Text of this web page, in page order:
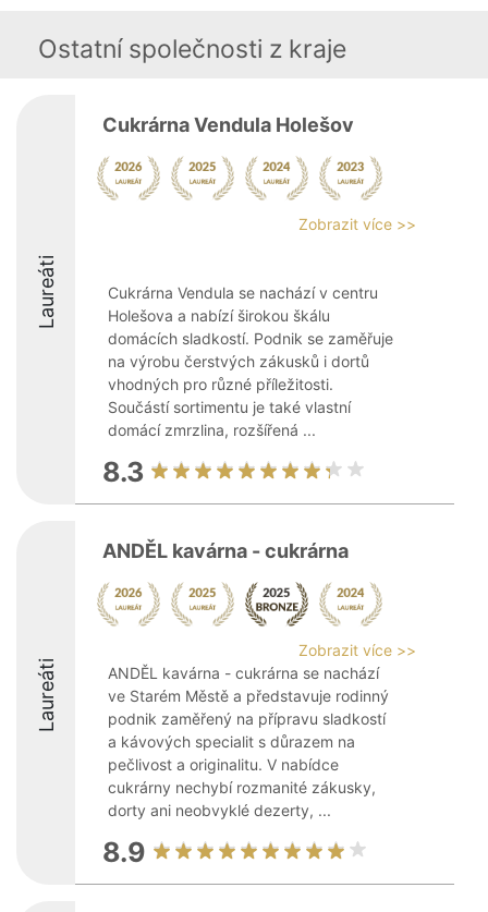
Ostatní společnosti z kraje
Laureáti
Cukrárna Vendula Holešov
Zobrazit více >>
Cukrárna Vendula se nachází v centru
Holešova a nabízí širokou škálu
domácích sladkostí. Podnik se zaměřuje
na výrobu čerstvých zákusků i dortů
vhodných pro různé příležitosti.
Součástí sortimentu je také vlastní
domácí zmrzlina, rozšířená ...
8.3
Laureáti
ANDĚL kavárna - cukrárna
Zobrazit více >>
ANDĚL kavárna - cukrárna se nachází
ve Starém Městě a představuje rodinný
podnik zaměřený na přípravu sladkostí
a kávových specialit s důrazem na
pečlivost a originalitu. V nabídce
cukrárny nechybí rozmanité zákusky,
dorty ani neobvyklé dezerty, ...
8.9